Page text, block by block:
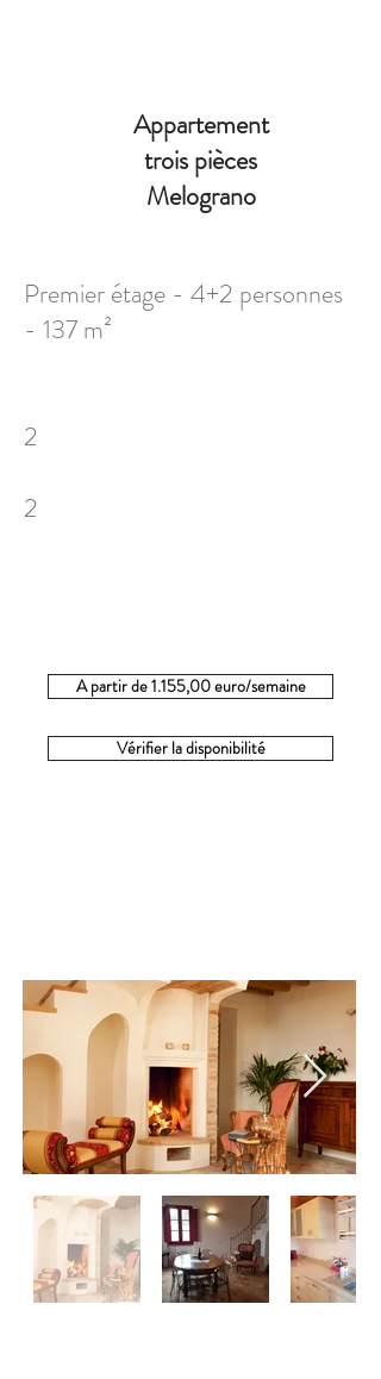
Appartement
trois pièces
Melograno
Premier étage - 4+2 personnes
- 137 m²
2
2
A partir de 1.155,00 euro/semaine
Vérifier la disponibilité